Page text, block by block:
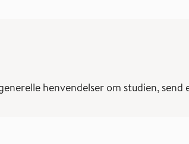
henvendelser om studien, send